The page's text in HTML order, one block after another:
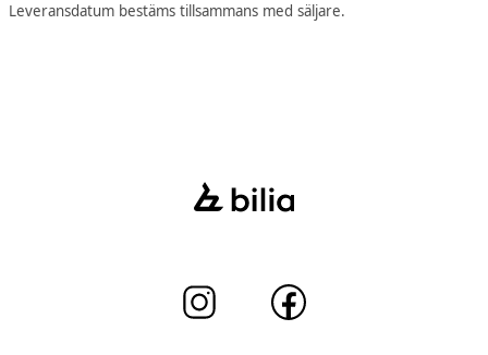
Leveransdatum bestäms tillsammans med säljare.